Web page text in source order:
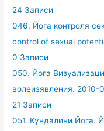
24 Записи
046. Йога контроля
control of sexual
0 Записи
050. Йога
волеизявления. 2010-
21 Записи
051. Кундалини Йога.